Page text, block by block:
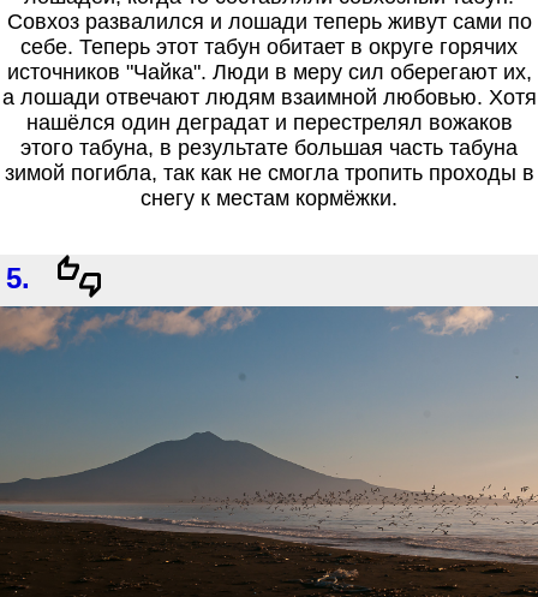
Совхоз развалился и лошади теперь живут сами по
себе. Теперь этот табун обитает в округе горячих
источников "Чайка". Люди в меру сил оберегают их,
а лошади отвечают людям взаимной любовью. Хотя
нашёлся один деградат и перестрелял вожаков
этого табуна, в результате большая часть табуна
зимой погибла, так как не смогла тропить проходы в
снегу к местам кормёжки.
5.